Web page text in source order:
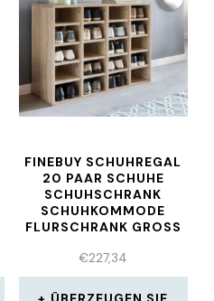
FINEBUY SCHUHREGAL
20 PAAR SCHUHE
SCHUHSCHRANK
SCHUHKOMMODE
FLURSCHRANK GROSS
€227,34